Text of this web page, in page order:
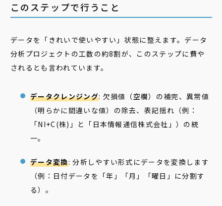
このステップで行うこと
データを「きれいで使いやすい」状態に整えます。データ
分析プロジェクトの工数の約8割が、このステップに費や
されるとも言われています。
データクレンジング: 欠損値（空欄）の補完、異常値
（明らかに間違いな値）の除去、表記揺れ（例：
「NI+C(株)」と「日本情報通信株式会社」）の統
一。
データ変換: 分析しやすい形式にデータを変換します
（例：日付データを「年」「月」「曜日」に分割す
る）。